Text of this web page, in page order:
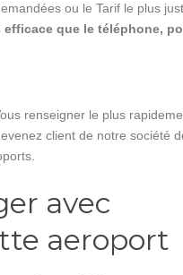
ou le Tarif le plus
efficace que le téléphone,
renseigner le plus
client de notre société
avec
aeroport